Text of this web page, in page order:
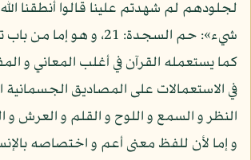
لجلودهم لم شهدتم علينا قالوا أنطقنا
شيء»: حم السجدة: 21، و هو
كما يستعمله القرآن في أغلب المعاني و
في الاستعمالات على المصاديق الجسمانية
النظر و السمع و اللوح و القلم و العرش و
و إما لأن للفظ معنى أعم و اختصاصه